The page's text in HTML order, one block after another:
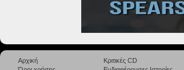
Αρχική
Κριτικές CD